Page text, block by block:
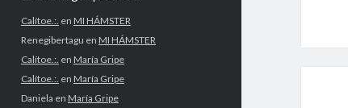
Calítoe.:. en MI HÁMSTER
Renegibertagu en MI HÁMSTER
Calítoe.:. en María Gripe
Calítoe.:. en María Gripe
Daniela en María Gripe